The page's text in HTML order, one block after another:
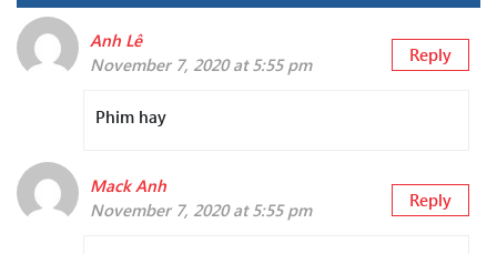
Anh Lê
November 7, 2020 at 5:55 pm
Reply
Phim hay
Mack Anh
November 7, 2020 at 5:55 pm
Reply